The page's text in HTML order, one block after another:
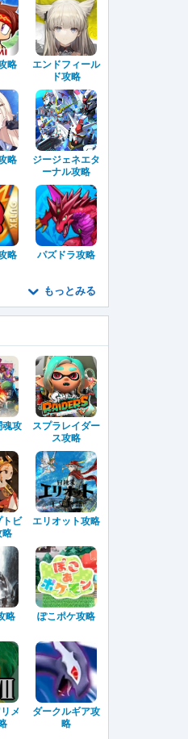
略
エンドフィール
ド攻略
略
ジージェネエタ
ーナル攻略
略 パズドラ攻略
もっとみる
魂攻
スプラレイダー
ス攻略
トビ
略
エリオット攻略
略 ぽこポケ攻略
メ
ダークルギア攻
略